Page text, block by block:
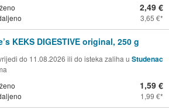
2,49 €
3,65 €
KEKS DIGESTIVE original, 250 g
do 11.08.2026 ili do isteka zaliha u Studenac
1,59 €
1,99 €